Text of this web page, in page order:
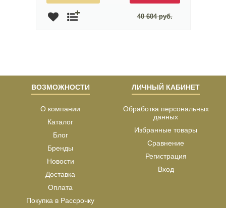
40 604 руб.
ВОЗМОЖНОСТИ
О компании
Каталог
Блог
Бренды
Новости
Доставка
Оплата
Покупка в Рассрочку
ЛИЧНЫЙ КАБИНЕТ
Обработка персональных
данных
Избранные товары
Сравнение
Регистрация
Вход